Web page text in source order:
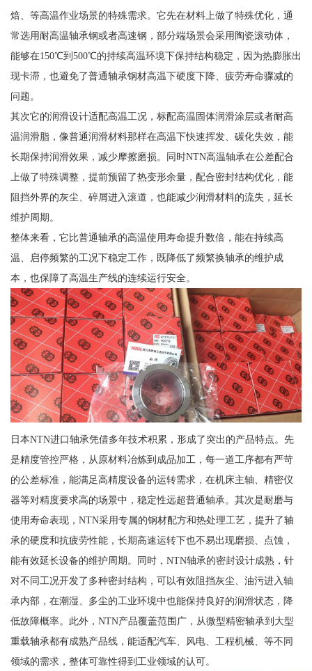
焙、等高温作业场景的特殊需求。它先在材料上做了特殊优化，通
常选用耐高温轴承钢或者高速钢，部分端场景会采用陶瓷滚动体，
能够在150℃到500℃的持续高温环境下保持结构稳定，因为热膨胀出
现卡滞，也避免了普通轴承钢材高温下硬度下降、疲劳寿命骤减的
问题。
其次它的润滑设计适配高温工况，标配高温固体润滑涂层或者耐高
温润滑脂，像普通润滑材料那样在高温下快速挥发、碳化失效，能
长期保持润滑效果，减少摩擦磨损。同时NTN高温轴承在公差配合
上做了特殊调整，提前预留了热变形余量，配合密封结构优化，能
阻挡外界的灰尘、碎屑进入滚道，也能减少润滑材料的流失，延长
维护周期。
整体来看，它比普通轴承的高温使用寿命提升数倍，能在持续高
温、启停频繁的工况下稳定工作，既降低了频繁换轴承的维护成
本，也保障了高温生产线的连续运行安全。
日本NTN进口轴承凭借多年技术积累，形成了突出的产品特点。先
是精度管控严格，从原材料冶炼到成品加工，每一道工序都有严苛
的公差标准，能满足高精度设备的运转需求，在机床主轴、精密仪
器等对精度要求高的场景中，稳定性远超普通轴承。其次是耐磨与
使用寿命表现，NTN采用专属的钢材配方和热处理工艺，提升了轴
承的硬度和抗疲劳性能，长期高速运转下也不易出现磨损、点蚀，
能有效延长设备的维护周期。同时，NTN轴承的密封设计成熟，针
对不同工况开发了多种密封结构，可以有效阻挡灰尘、油污进入轴
承内部，在潮湿、多尘的工业环境中也能保持良好的润滑状态，降
低故障概率。此外，NTN产品覆盖范围广，从微型精密轴承到大型
重载轴承都有成熟产品线，能适配汽车、风电、工程机械、等不同
领域的需求，整体可靠性得到工业领域的认可。